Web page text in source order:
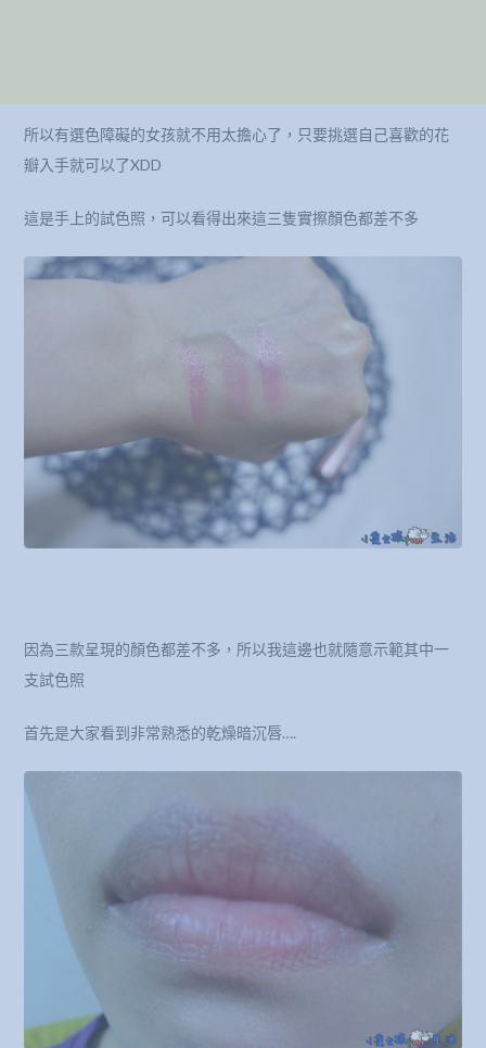
所以有選色障礙的女孩就不用太擔心了，只要挑選自己喜歡的花
瓣入手就可以了XDD
這是手上的試色照，可以看得出來這三隻實擦顏色都差不多
因為三款呈現的顏色都差不多，所以我這邊也就隨意示範其中一
支試色照
首先是大家看到非常熟悉的乾燥暗沉唇….